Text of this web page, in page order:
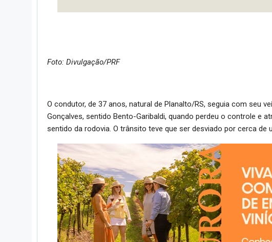
Foto: Divulgação/PRF
O condutor, de 37 anos, natural de Planalto/RS, seguia com seu
Gonçalves, sentido Bento-Garibaldi, quando perdeu o controle e
sentido da rodovia. O trânsito teve que ser desviado por cerca de